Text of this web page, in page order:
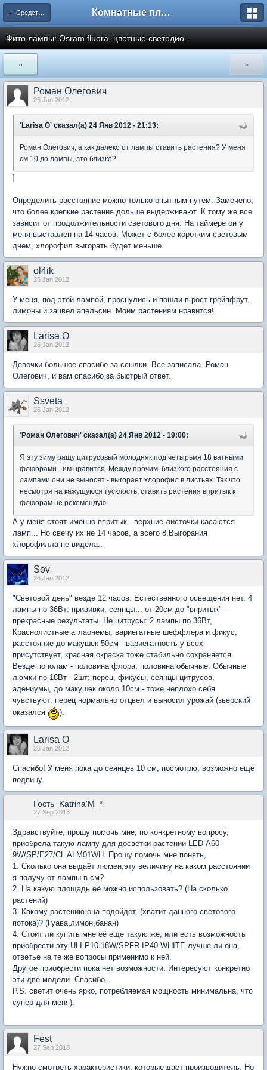
← Средства и оборудование для домашнего сада Комнатные плодовые экзоты
Фито лампы: Osram fluora, цветные светодио...
« »
Роман Олегович
25 Jan 2012
'Larisa O' сказал(а) 24 Янв 2012 - 21:13:
Роман Олегович, а как далеко от лампы ставить растения? У меня
см 10 до лампы, это близко?
]
Определить расстояние можно только опытным путем. Замечено,
что более крепкие растения дольше выдерживают. К тому же все
зависит от продолжительности светового дня. На таймере он у
меня выставлен на 14 часов. Может с более коротким световым
днем, хлорофил выгорать будет меньше.
ol4ik
25 Jan 2012
У меня, под этой лампой, проснулись и пошли в рост грейпфрут,
лимоны и зацвел апельсин. Моим растениям нравится!
Larisa O
26 Jan 2012
Девочки большое спасибо за ссылки. Все записала. Роман
Олегович, и вам спасибо за быстрый ответ.
Ssveta
26 Jan 2012
'Роман Олегович' сказал(а) 24 Янв 2012 - 19:00:
Я эту зиму ращу цитрусовый молодняк под четырьмя 18 ватными
флюорами - им нравится. Между прочим, близкого расстояния с
лампами они не выносят - выгорает хлорофил в листьях. Так что
несмотря на кажущуюся тусклость, ставить растения впритык к
флюорам не рекомендую.
А у меня стоят именно впритык - верхние листочки касаются
ламп... Но свечу их не 14 часов, а всего 8.Выгорания
хлорофилла не видела..
Sov
26 Jan 2012
"Световой день" везде 12 часов. Естественного освещения нет. 4
лампы по 36Вт: прививки, сеянцы... от 20см до "впритык" -
прекрасные результаты. Не цитрусы: 2 лампы по 36Вт,
Краснолистные аглаонемы, вариегатные шеффлера и фикус;
расстояние до макушек 50см - вариегатность у всех
присутствует, красная окраска тоже стабильно сохраняется.
Везде пополам - половина флора, половина обычные. Обычные
люмки по 18Вт - 2шт: перец, фикусы, сеянцы цитрусов,
адениумы, до макушек около 10см - тоже неплохо себя
чувствуют, перец нормально отцвел и выносил урожай (зверский
оказался
).
Larisa O
26 Jan 2012
Спасибо! У меня пока до сеянцев 10 см, посмотрю, возможно еще
подвину.
Гость_Katrina'M_*
27 Sep 2018
Здравствуйте, прошу помочь мне, по конкретному вопросу,
приобрела такую лампу для досветки растении LED-A60-
9W/SP/E27/CL ALM01WH. Прошу помочь мне понять,
1. Сколько она выдаёт люмен,эту величину на каком расстоянии
я получу от лампы в см?
2. На какую площадь её можно использовать? (На сколько
растений)
3. Какому растению она подойдёт, (хватит данного светового
потока)? (Гуава,лимон,банан)
4. Стоит ли купить мне её еще такую же, или есть возможность
приобрести эту ULI-P10-18W/SPFR IP40 WHITE лучше ли она,
ответье на те же вопросы применимо к ней.
Другое приобрести пока нет возможности. Интересуют конкретно
эти две модели. Спасибо.
P.S. светит очень ярко, потребляемая мощность минимальна, что
супер для меня).
Fest
27 Sep 2018
Нужно смотреть характеристики, которые дает производитель. Но